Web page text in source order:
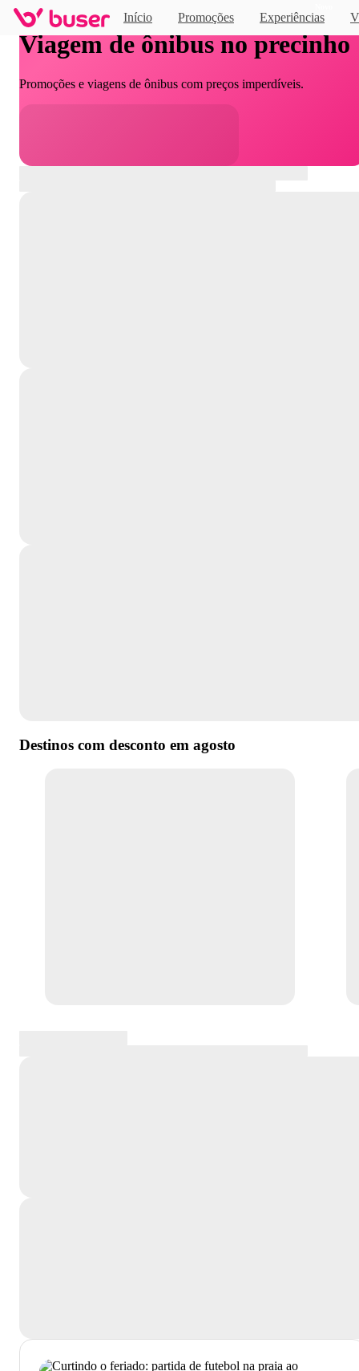
Início Promoções Experiências
Viagem de ônibus no precinho
Promoções e viagens de ônibus com preços imperdíveis.
Destinos com desconto em agosto